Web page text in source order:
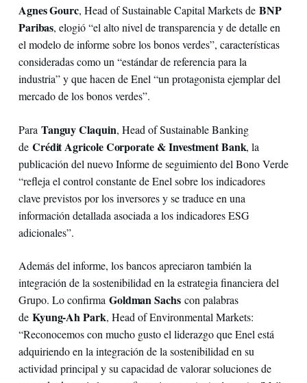
Agnes Gourc, Head of Sustainable Capital Markets de BNP
Paribas, elogió “el alto nivel de transparencia y de detalle en
el modelo de informe sobre los bonos verdes”, características
consideradas como un “estándar de referencia para la
industria” y que hacen de Enel “un protagonista ejemplar del
mercado de los bonos verdes”.
Para Tanguy Claquin, Head of Sustainable Banking
de Crédit Agricole Corporate & Investment Bank, la
publicación del nuevo Informe de seguimiento del Bono Verde
“refleja el control constante de Enel sobre los indicadores
clave previstos por los inversores y se traduce en una
información detallada asociada a los indicadores ESG
adicionales”.
Además del informe, los bancos apreciaron también la
integración de la sostenibilidad en la estrategia financiera del
Grupo. Lo confirma Goldman Sachscon palabras
de Kyung-Ah Park, Head of Environmental Markets:
“Reconocemos con mucho gusto el liderazgo que Enel está
adquiriendo en la integración de la sostenibilidad en su
actividad principal y su capacidad de valorar soluciones de